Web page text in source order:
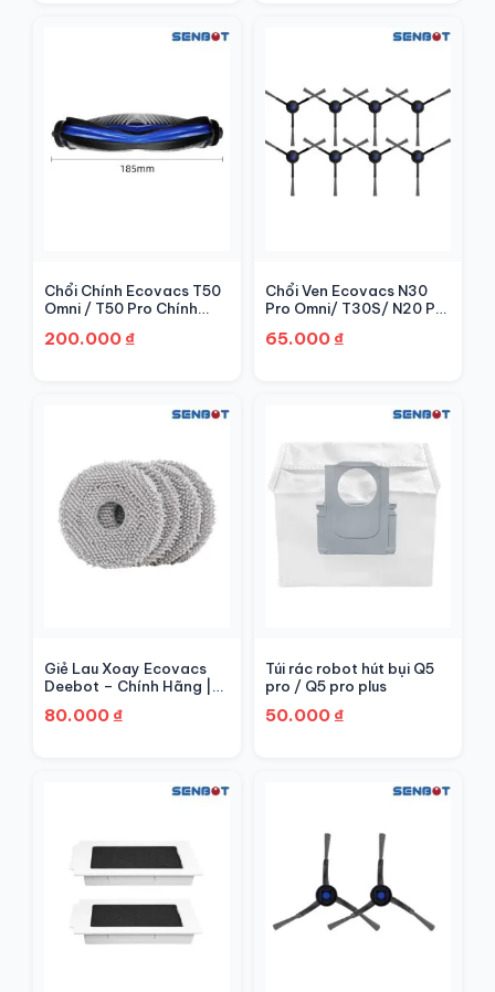
Chổi Chính Ecovacs T50
Omni / T50 Pro Chính
200.000 ₫
Chổi Ven Ecovacs N30
Pro Omni/ T30S/ N20 Pro
Senbot
65.000 ₫
Giẻ Lau Xoay Ecovacs
Deebot – Chính Hãng |
80.000 ₫
Túi rác robot hút bụi Q5
pro / Q5 pro plus
50.000 ₫